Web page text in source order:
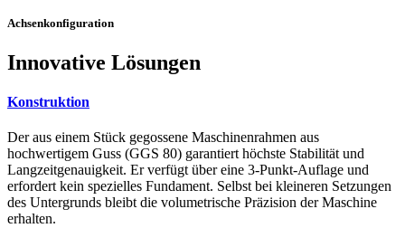
Achsenkonfiguration
Innovative Lösungen
Konstruktion
Der aus einem Stück gegossene Maschinenrahmen aus
hochwertigem Guss (GGS 80) garantiert höchste Stabilität und
Langzeitgenauigkeit. Er verfügt über eine 3-Punkt-Auflage und
erfordert kein spezielles Fundament. Selbst bei kleineren Setzungen
des Untergrunds bleibt die volumetrische Präzision der Maschine
erhalten.